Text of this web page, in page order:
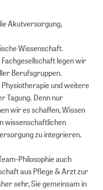
Akutversorgung,
Wissenschaft.
legen wir
Berufsgruppen.
und weitere
Tagung. Denn nur
wir es schaffen, Wissen
wissenschaftlichen
zu integrieren.
Philosophie auch
aus Pflege & Arzt zur
sehr, Sie gemeinsam in